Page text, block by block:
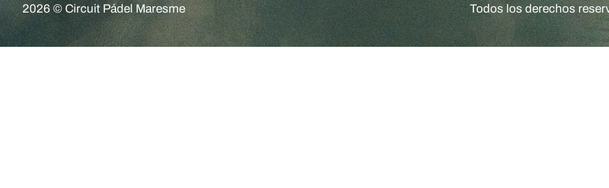
2026 © Circuit Pádel Maresme Todos los derechos